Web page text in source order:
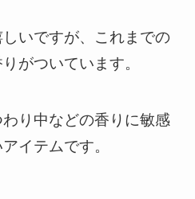
いですが、これまでの
がついています。
り中などの香りに敏感
イテムです。